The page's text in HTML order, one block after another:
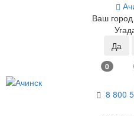
Ваш
0
8 800 5